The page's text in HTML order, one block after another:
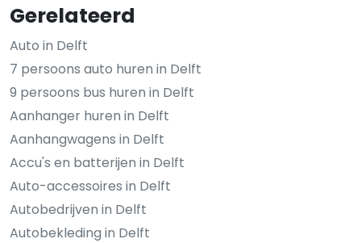
Gerelateerd
Auto in Delft
7 persoons auto huren in Delft
9 persoons bus huren in Delft
Aanhanger huren in Delft
Aanhangwagens in Delft
Accu's en batterijen in Delft
Auto-accessoires in Delft
Autobedrijven in Delft
Autobekleding in Delft